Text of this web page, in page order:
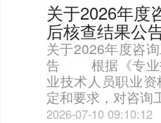
关于2026年度
后核查结果公
关于2026年度咨
告 根据《专业技
业技术人员职业
定和要求，对咨询
2026-07-10 09:10:12